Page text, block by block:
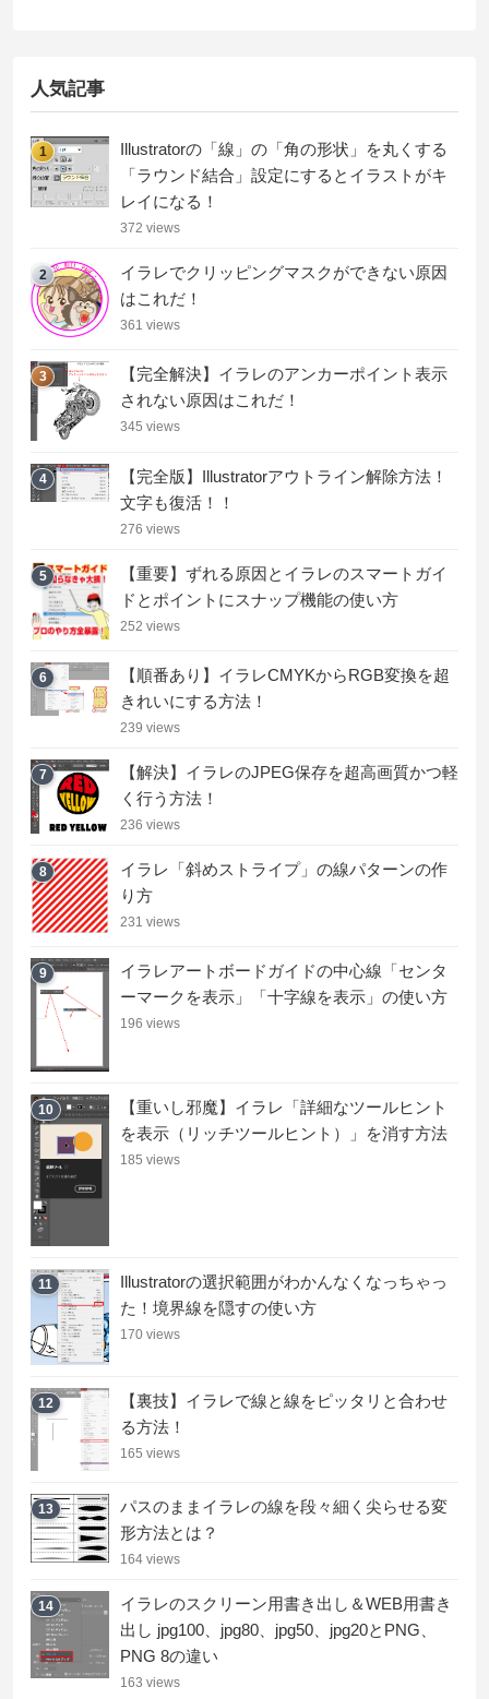
人気記事
1
Illustratorの「線」の「角の形状」を丸くする
「ラウンド結合」設定にするとイラストがキ
レイになる！
372 views
2
イラレでクリッピングマスクができない原因
はこれだ！
361 views
3
【完全解決】イラレのアンカーポイント表示
されない原因はこれだ！
345 views
4
【完全版】Illustratorアウトライン解除方法！
文字も復活！！
276 views
5
【重要】ずれる原因とイラレのスマートガイ
ドとポイントにスナップ機能の使い方
252 views
6
【順番あり】イラレCMYKからRGB変換を超
きれいにする方法！
239 views
7
【解決】イラレのJPEG保存を超高画質かつ軽
く行う方法！
236 views
8
イラレ「斜めストライプ」の線パターンの作
り方
231 views
9
イラレアートボードガイドの中心線「センタ
ーマークを表示」「十字線を表示」の使い方
196 views
10
【重いし邪魔】イラレ「詳細なツールヒント
を表示（リッチツールヒント）」を消す方法
185 views
11
Illustratorの選択範囲がわかんなくなっちゃっ
た！境界線を隠すの使い方
170 views
12
【裏技】イラレで線と線をピッタリと合わせ
る方法！
165 views
13
パスのままイラレの線を段々細く尖らせる変
形方法とは？
164 views
14
イラレのスクリーン用書き出し＆WEB用書き
出し jpg100、jpg80、jpg50、jpg20とPNG、
PNG 8の違い
163 views